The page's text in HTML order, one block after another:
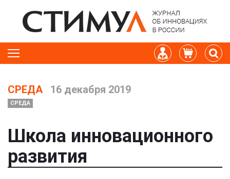
СРЕДА 16 декабря 2019
СРЕДА
Школа инновационного
развития